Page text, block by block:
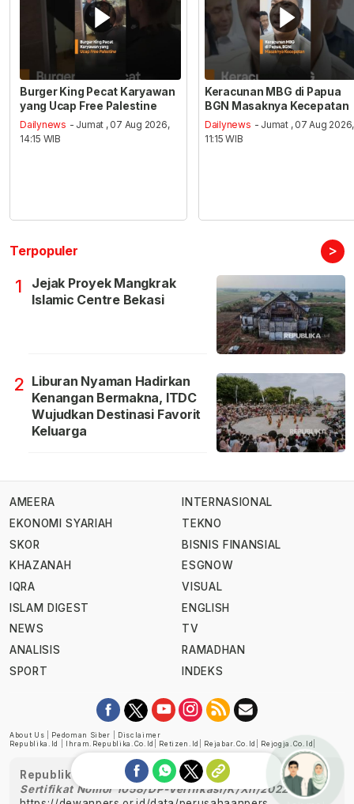
Burger King Pecat Karyawan
yang Ucap Free Palestine
Dailynews - Jumat , 07 Aug 2026,
14:15 WIB
Keracunan MBG di Papua
BGN Masaknya Kecepatan
Dailynews - Jumat , 07 Aug 2026,
11:15 WIB
Terpopuler >
1
Jejak Proyek Mangkrak
Islamic Centre Bekasi
2 Liburan Nyaman Hadirkan
Kenangan Bermakna, ITDC
Wujudkan Destinasi Favorit
Keluarga
AMEERA
EKONOMI SYARIAH
SKOR
KHAZANAH
IQRA
ISLAM DIGEST
NEWS
ANALISIS
SPORT
INTERNASIONAL
TEKNO
BISNIS FINANSIAL
ESGNOW
VISUAL
ENGLISH
TV
RAMADHAN
INDEKS
About Us Pedoman Siber
Disclaimer
Republika.id
Ihram.republika.co.id Retizen.id Rejabar.co.id Rejogja.co.id
Republika telah diverifikasi oleh Dewan Pers
Sertifikat Nomor 1058/DP-Verifikasi/K/XII/2022